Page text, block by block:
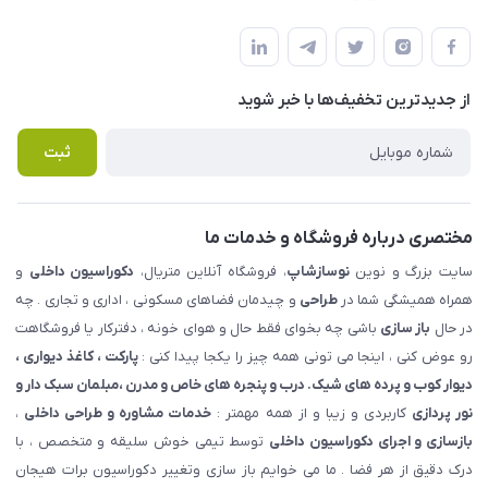
املاک مدنی - نوساز شاپ
لیست محصولات
درباره ما
قوانین و مقررات
حریم خصوصی
راهنما
پرسش های متداول
از جدید‌ترین تخفیف‌ها با‌ خبر شوید
ثبت
مختصری درباره فروشگاه و خدمات ما
سایت بزرگ و نویننوسازشاپ، فروشگاه آنلاین متریال، دکوراسیون داخلی و
همراه همیشگی شما درطراحی و چیدمان فضاهای مسکونی ، اداری و تجاری . چه
در حال باز سازی باشی چه بخوای فقط حال و هوای خونه ، دفترکار یا فروشگاهت
رو عوض کنی ، اینجا می تونی همه چیز را یکجا پیدا کنی :پارکت ، کاغذ دیواری ،
دیوار کوب و پرده های شیک. درب و پنجره های خاص و مدرن ،مبلمان سبک دار و
نور پردازی کاربردی و زیبا و از همه مهمتر : خدمات مشاوره و طراحی داخلی ،
بازسازی و اجرای دکوراسیون داخلی توسط تیمی خوش سلیقه و متخصص ، با
درک دقیق از هر فضا . ما می خوایم باز سازی وتغییر دکوراسیون برات هیجان